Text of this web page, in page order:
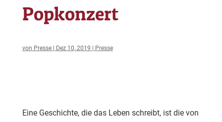
Popkonzert
von Presse| Dez 10, 2019 Presse
Eine Geschichte, die das Leben schreibt, ist die von